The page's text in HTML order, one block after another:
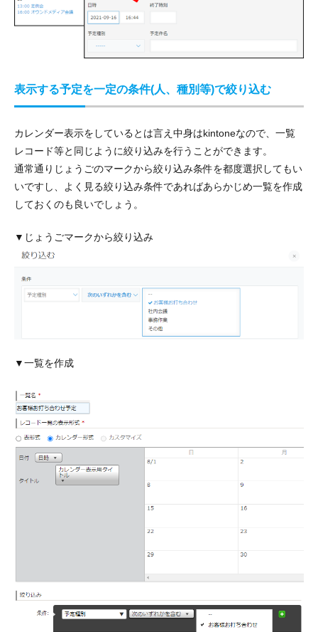
表示する予定を一定の条件(人、種別等)で絞り込む
カレンダー表示をしているとは言え中身はkintoneなので、一覧
レコード等と同じように絞り込みを行うことができます。
通常通りじょうごのマークから絞り込み条件を都度選択してもい
いですし、よく見る絞り込み条件であればあらかじめ一覧を作成
しておくのも良いでしょう。
▼じょうごマークから絞り込み
▼一覧を作成